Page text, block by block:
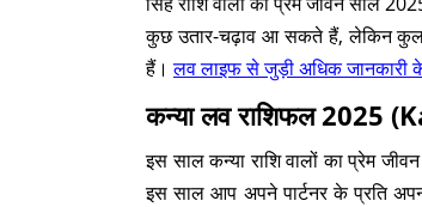
कुछ उतार-चढ़ाव आ सकते हैं, लेकिन कुल
हैं।लव लाइफ से जुड़ी अधिक जानकारी
कन्या लव राशिफल 2025
इस साल कन्या राशि वालों का प्रेम
इस साल आप अपने पार्टनर के प्रति